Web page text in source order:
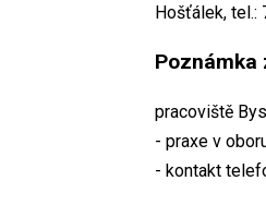
Hošťálek, tel.:
Poznámka
pracoviště
- praxe v
- kontakt